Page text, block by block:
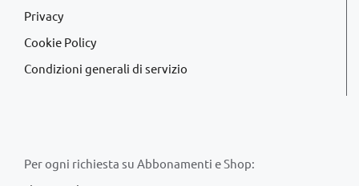
Privacy
Cookie Policy
Condizioni generali di servizio
Per ogni richiesta su Abbonamenti e Shop: